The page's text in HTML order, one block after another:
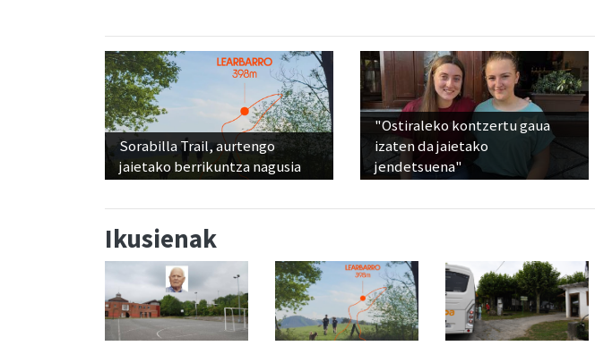
Sorabilla Trail, aurtengo
jaietako berrikuntza nagusia
"Ostiraleko kontzertu gaua
izaten da jaietako
jendetsuena"
Ikusienak